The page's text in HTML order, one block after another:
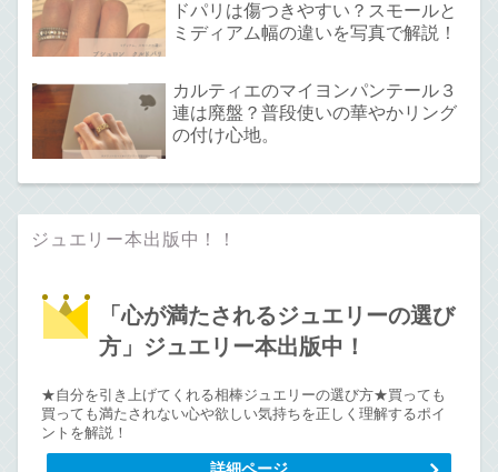
ドパリは傷つきやすい？スモールと
ミディアム幅の違いを写真で解説！
カルティエのマイヨンパンテール３
連は廃盤？普段使いの華やかリング
の付け心地。
ジュエリー本出版中！！
「心が満たされるジュエリーの選び
方」ジュエリー本出版中！
★自分を引き上げてくれる相棒ジュエリーの選び方★買っても
買っても満たされない心や欲しい気持ちを正しく理解するポイ
ントを解説！